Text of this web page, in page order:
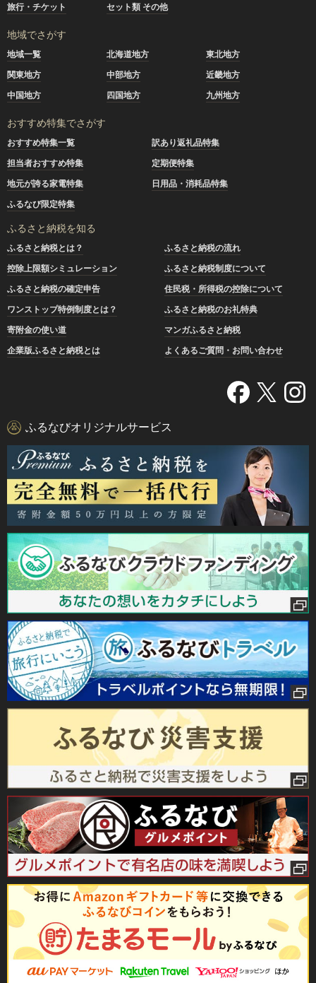
旅行・チケット
セット類 その他
地域でさがす
地域一覧 北海道地方
東北地方
関東地方
中部地方
近畿地方
中国地方
四国地方 九州地方
おすすめ特集でさがす
おすすめ特集一覧
訳あり返礼品特集
担当者おすすめ特集
定期便特集
地元が誇る家電特集
日用品・消耗品特集
ふるなび限定特集
ふるさと納税を知る
ふるさと納税とは？
ふるさと納税の流れ
控除上限額シミュレーション
ふるさと納税制度について
ふるさと納税の確定申告
住民税・所得税の控除について
ワンストップ特例制度とは？
ふるさと納税のお礼特典
寄附金の使い道
マンガふるさと納税
企業版ふるさと納税とは
よくあるご質問・お問い合わせ
ふるなびオリジナルサービス